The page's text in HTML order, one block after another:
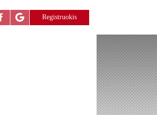
Registruokis